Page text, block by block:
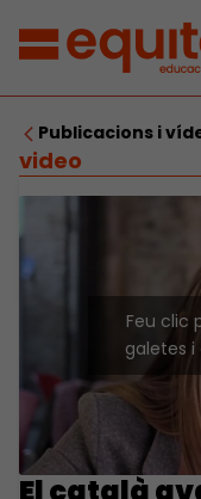
Publicacions i
video
Feu clic
galetes